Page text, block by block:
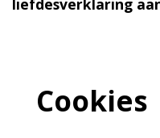
liefdesverklaring
Cookies